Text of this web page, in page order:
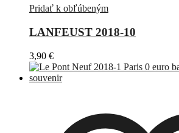
Pridať k obľúbeným
LANFEUST 2018-10
3,90 €